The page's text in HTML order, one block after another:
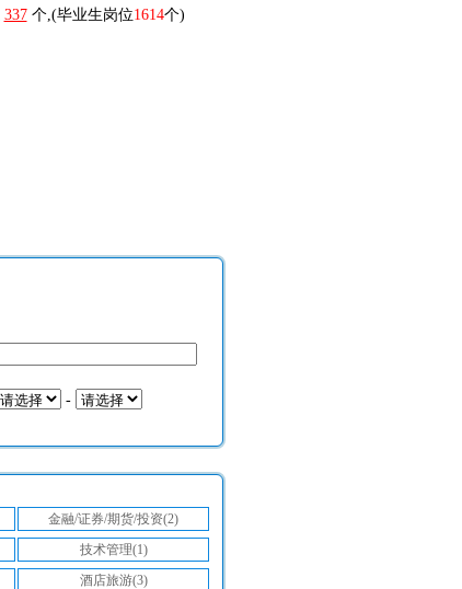
337个,(毕业生岗位1614个)
-
金融/证券/期货/投资(2)
技术管理(1)
酒店旅游(3)